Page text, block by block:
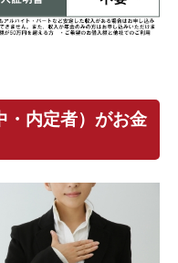
・内定者）がお金